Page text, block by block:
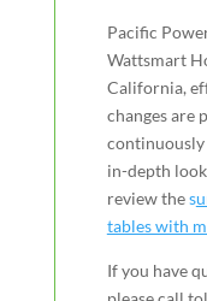
Pacific
Wattsmart
California,
changes are
continuously
in-depth
reviewthes
tables with
If you have